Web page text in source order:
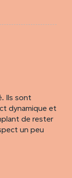
Ils sont
dynamique et
de rester
un peu